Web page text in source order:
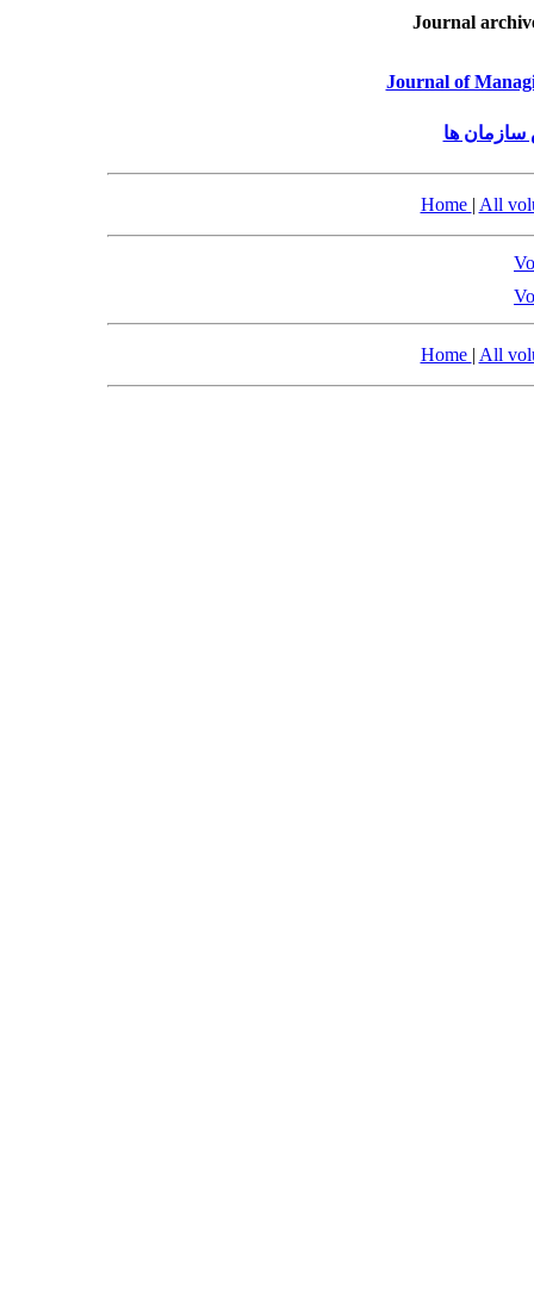
Journal
Journal of
سازمان ها
Home | All
Home | All